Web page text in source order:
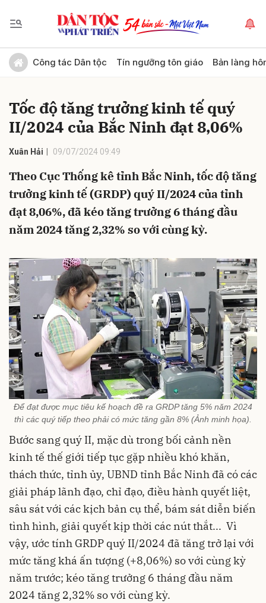
Công tác Dân tộc Tín ngưỡng tôn giáo Bản làng
Tốc độ tăng trưởng kinh tế quý
II/2024 của Bắc Ninh đạt 8,06%
Xuân Hải 09/07/2024 09:49
Theo Cục Thống kê tỉnh Bắc Ninh, tốc độ tăng
trưởng kinh tế (GRDP) quý II/2024 của tỉnh
đạt 8,06%, đã kéo tăng trưởng 6 tháng đầu
năm 2024 tăng 2,32% so với cùng kỳ.
Để đạt được mục tiêu kế hoạch đề ra GRDP tăng 5% năm 2024
thì các quý tiếp theo phải có mức tăng gần 8% (Ảnh minh họa).
Bước sang quý II, mặc dù trong bối cảnh nền
kinh tế thế giới tiếp tục gặp nhiều khó khăn,
thách thức, tỉnh ủy, UBND tỉnh Bắc Ninh đã có các
giải pháp lãnh đạo, chỉ đạo, điều hành quyết liệt,
sâu sát với các kịch bản cụ thể, bám sát diễn biến
tình hình, giải quyết kịp thời các nút thắt... Vì
vậy, ước tính GRDP quý II/2024 đã tăng trở lại với
mức tăng khá ấn tượng (+8,06%) so với cùng kỳ
năm trước; kéo tăng trưởng 6 tháng đầu năm
2024 tăng 2,32% so với cùng kỳ.
Gửi bình luận
Hủy Gửi